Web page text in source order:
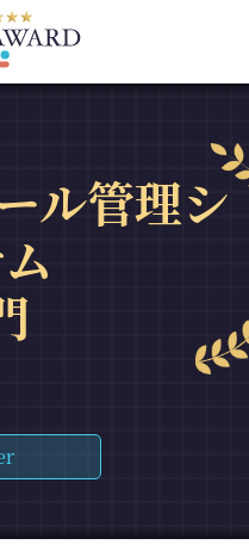
ル管理シ